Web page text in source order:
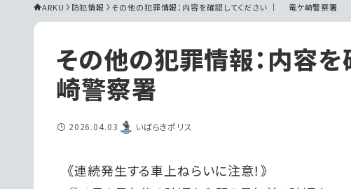
ARKU 防犯情報 その他の犯罪情報：内容を確認してください ｜ 　竜ケ崎警察署
その他の犯罪情報：内容
崎警察署
2026.04.03 いばらきポリス
《連続発生する車上ねらいに注意！》